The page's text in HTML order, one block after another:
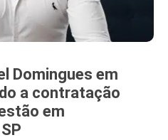
Domingues em
a contratação
em